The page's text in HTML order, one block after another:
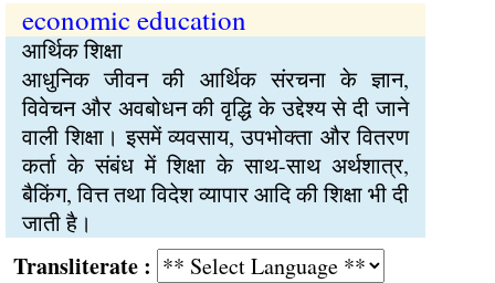
economic education
आर्थिक शिक्षा
आधुनिक जीवन की आर्थिक संरचना के ज्ञान,
विवेचन और अवबोधन की वृद्धि के उद्देश्य से दी जाने
वाली शिक्षा। इसमें व्यवसाय, उपभोक्ता और वितरण
कर्ता के संबंध में शिक्षा के साथ-साथ अर्थशात्र,
बैकिंग, वित्त तथा विदेश व्यापार आदि की शिक्षा भी दी
जाती है।
: